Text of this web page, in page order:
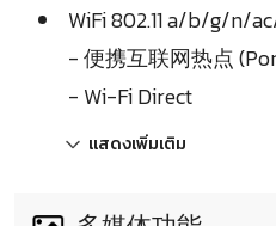
WiFi 802.11 a/b/g/n/
- 便携互联网热点
- Wi-Fi Direct
แสดงเพิ่มเติม